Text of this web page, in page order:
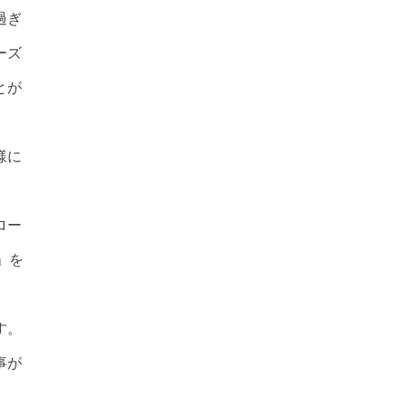
ぎ
ズ
が
に
ー
を
が